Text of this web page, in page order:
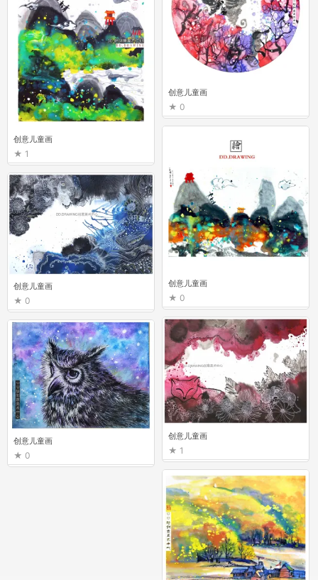
创意儿童画
0
创意儿童画
1
创意儿童画
0
创意儿童画
1
创意儿童画
0
创意儿童画
0